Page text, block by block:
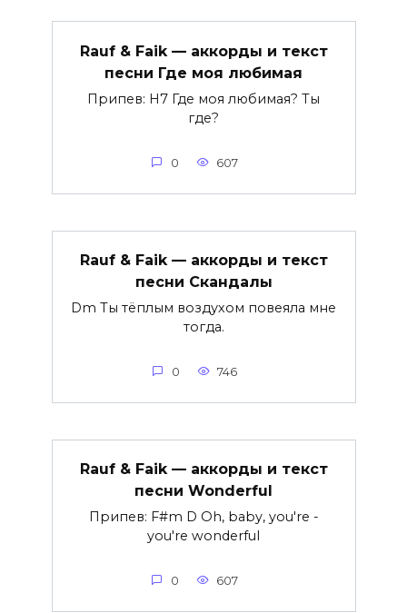
Rauf & Faik — аккорды и текст
песни Где моя любимая
Припев: H7 Где моя любимая? Ты
где?
0 607
Rauf & Faik — аккорды и текст
песни Скандалы
Dm Ты тёплым воздухом повеяла мне
тогда.
0 746
Rauf & Faik — аккорды и текст
песни Wonderful
Припев: F#m D Oh, baby, you're -
you're wonderful
0 607